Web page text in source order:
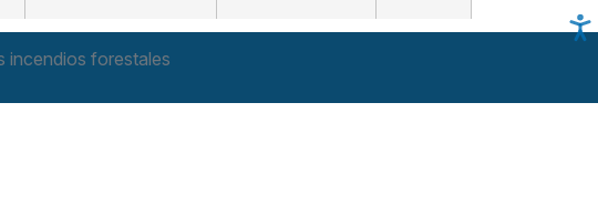
incendios forestales